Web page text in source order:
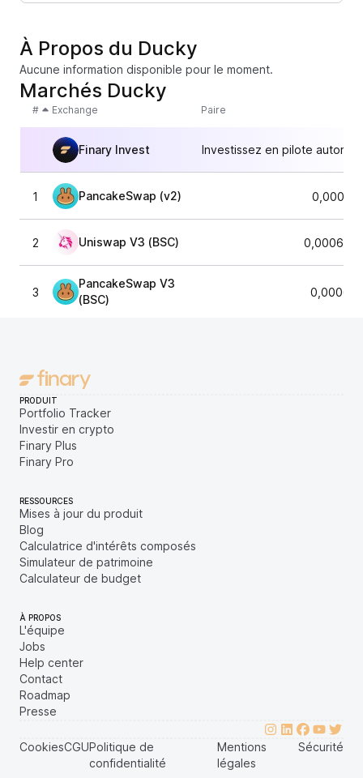
À Propos du Ducky
Aucune information disponible pour le moment.
Marchés Ducky
# Exchange Paire
Finary Invest Investissez en pilote
1 PancakeSwap (v2)
2 Uniswap V3 (BSC)
3
PancakeSwap V3
(BSC)
PRODUIT
Portfolio Tracker
Investir en crypto
Finary Plus
Finary Pro
RESSOURCES
Mises à jour du produit
Blog
Calculatrice d'intérêts composés
Simulateur de patrimoine
Calculateur de budget
À PROPOS
L'équipe
Jobs
Help center
Contact
Roadmap
Presse
CookiesCGUPolitique de
confidentialité
Mentions
légales
Sécurité